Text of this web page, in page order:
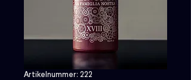
Artikelnummer: 222